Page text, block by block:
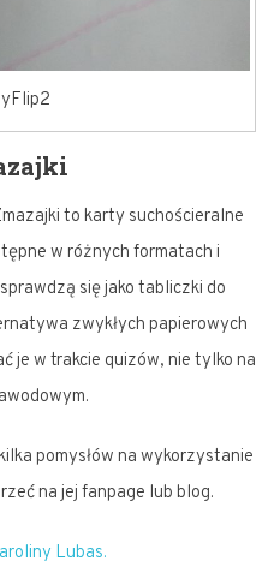
to karty suchościeralne
w różnych formatach i
się jako tabliczki do
zwykłych papierowych
je w trakcie quizów, nie tylko na
pomysłów na wykorzystanie
na jej fanpage lub blog.
Lubas.